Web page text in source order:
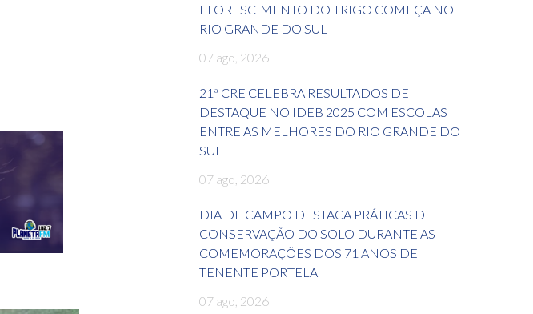
FLORESCIMENTO DO TRIGO COMEÇA NO
RIO GRANDE DO SUL
07 ago, 2026
21ª CRE CELEBRA RESULTADOS DE
DESTAQUE NO IDEB 2025 COM ESCOLAS
ENTRE AS MELHORES DO RIO GRANDE DO
SUL
07 ago, 2026
DIA DE CAMPO DESTACA PRÁTICAS DE
CONSERVAÇÃO DO SOLO DURANTE AS
COMEMORAÇÕES DOS 71 ANOS DE
TENENTE PORTELA
07 ago, 2026